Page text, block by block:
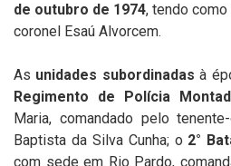
de outubro de 1974, tendo
coronel Esaú Alvorcem.
As unidades subordinadas à
Regimento de Polícia
Maria, comandado pelo
Baptista da Silva Cunha; o 2°
com sede em Rio Pardo,